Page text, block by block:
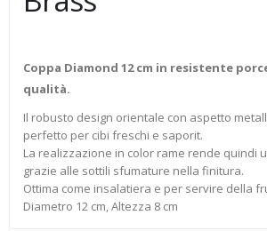
Coppa Diamond 12 cm in resistente
qualità.
Il robusto design orientale con aspetto
perfetto per cibi freschi e saporit.
La realizzazione in color rame rende quindi
grazie alle sottili sfumature nella finitura.
Ottima come insalatiera e per servire della
Diametro 12 cm, Altezza 8 cm